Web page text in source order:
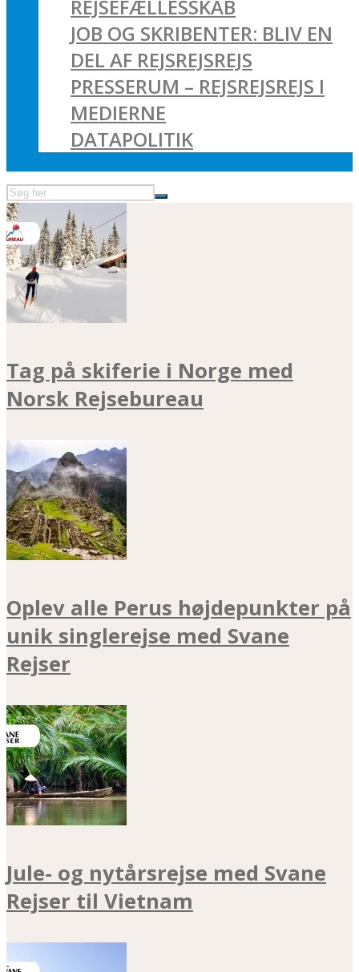
REJSEFÆLLESSKAB
JOB OG SKRIBENTER: BLIV EN
DEL AF REJSREJSREJS
PRESSERUM – REJSREJSREJS I
MEDIERNE
DATAPOLITIK
Tag på skiferie i Norge med
Norsk Rejsebureau
Oplev alle Perus højdepunkter på
unik singlerejse med Svane
Rejser
Jule- og nytårsrejse med Svane
Rejser til Vietnam